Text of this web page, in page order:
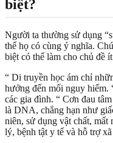
biệt?
Người ta thường sử dụng
thể họ có cùng ý nghĩa.
biệt có thể làm cho chủ đề
“ Di truyền học ám chỉ
hưởng đến mối nguy hiểm.
các gia đình. “ Cơn đau
là DNA, chẳng hạn như
niên, sử dụng vật chất,
lý, bệnh tật y tế và hỗ trợ